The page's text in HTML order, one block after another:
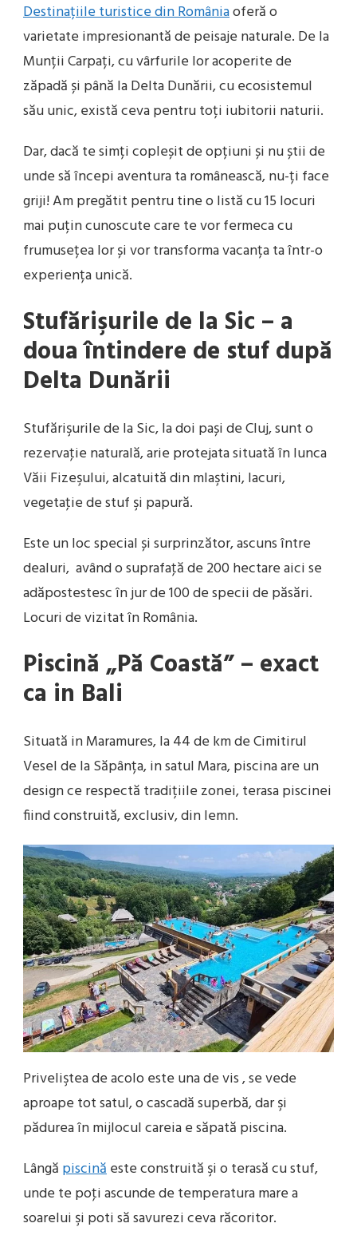
Destinațiile turistice din Româniaoferă o
varietate impresionantă de peisaje naturale. De la
Munții Carpați, cu vârfurile lor acoperite de
zăpadă și până la Delta Dunării, cu ecosistemul
său unic, există ceva pentru toți iubitorii naturii.
Dar, dacă te simți copleșit de opțiuni și nu știi de
unde să începi aventura ta românească, nu-ți face
griji! Am pregătit pentru tine o listă cu 15 locuri
mai puțin cunoscute care te vor fermeca cu
frumusețea lor și vor transforma vacanța ta într-o
experiența unică.
Stufărişurile de la Sic – a
doua întindere de stuf după
Delta Dunării
Stufărişurile de la Sic, la doi pași de Cluj, sunt o
rezervaţie naturală, arie protejata situată în lunca
Văii Fizeşului, alcatuită din mlaştini, lacuri,
vegetaţie de stuf şi papură.
Este un loc special și surprinzător, ascuns între
dealuri, având o suprafaţă de 200 hectare aici se
adăpostestesc în jur de 100 de specii de păsări.
Locuri de vizitat în România.
Piscină „Pă Coastă” – exact
ca in Bali
Situată in Maramures, la 44 de km de Cimitirul
Vesel de la Săpânța, in satul Mara, piscina are un
design ce respectă tradițiile zonei, terasa piscinei
fiind construită, exclusiv, din lemn.
Priveliştea de acolo este una de vis , se vede
aproape tot satul, o cascadă superbă, dar şi
pădurea în mijlocul careia e săpată piscina.
Lângă piscinăeste construită şi o terasă cu stuf,
unde te poţi ascunde de temperatura mare a
soarelui şi poti să savurezi ceva răcoritor.